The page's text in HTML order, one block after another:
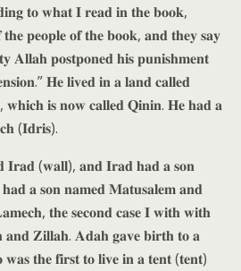
𝐭𝐨 𝐰𝐡𝐚𝐭 𝐈 𝐫𝐞𝐚𝐝 𝐢𝐧 𝐭𝐡𝐞 𝐛𝐨𝐨𝐤,
𝐩𝐞𝐨𝐩𝐥𝐞 𝐨𝐟 𝐭𝐡𝐞 𝐛𝐨𝐨𝐤, 𝐚𝐧𝐝 𝐭𝐡𝐞𝐲 𝐬𝐚𝐲
𝐀𝐥𝐥𝐚𝐡 𝐩𝐨𝐬𝐭𝐩𝐨𝐧𝐞𝐝 𝐡𝐢𝐬 𝐩𝐮𝐧𝐢𝐬𝐡𝐦𝐞𝐧𝐭
𝐇𝐞 𝐥𝐢𝐯𝐞𝐝 𝐢𝐧 𝐚 𝐥𝐚𝐧𝐝 𝐜𝐚𝐥𝐥𝐞𝐝
𝐢𝐬 𝐧𝐨𝐰 𝐜𝐚𝐥𝐥𝐞𝐝 𝐐𝐢𝐧𝐢𝐧. 𝐇𝐞 𝐡𝐚𝐝 𝐚
(𝐈𝐝𝐫𝐢𝐬).
(𝐰𝐚𝐥𝐥), 𝐚𝐧𝐝 𝐈𝐫𝐚𝐝 𝐡𝐚𝐝 𝐚 𝐬𝐨𝐧
𝐚 𝐬𝐨𝐧 𝐧𝐚𝐦𝐞𝐝 𝐌𝐚𝐭𝐮𝐬𝐚𝐥𝐞𝐦 𝐚𝐧𝐝
𝐭𝐡𝐞 𝐬𝐞𝐜𝐨𝐧𝐝 𝐜𝐚𝐬𝐞 𝐈 𝐰𝐢𝐭𝐡 𝐰𝐢𝐭𝐡
𝐙𝐢𝐥𝐥𝐚𝐡. 𝐀𝐝𝐚𝐡 𝐠𝐚𝐯𝐞 𝐛𝐢𝐫𝐭𝐡 𝐭𝐨 𝐚
𝐭𝐡𝐞 𝐟𝐢𝐫𝐬𝐭 𝐭𝐨 𝐥𝐢𝐯𝐞 𝐢𝐧 𝐚 𝐭𝐞𝐧𝐭 (𝐭𝐞𝐧𝐭)